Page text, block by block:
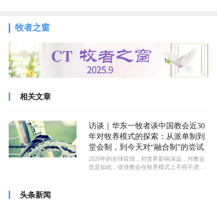
牧者之窗
相关文章
访谈｜华东一牧者谈中国教会近30
年对牧养模式的探索：从派单制到
堂会制，到今天对“融合制”的尝试
2020年的全球疫情，对世界影响深远，对教会
也是如此，促使教会在牧养模式上不得不进行
头条新闻